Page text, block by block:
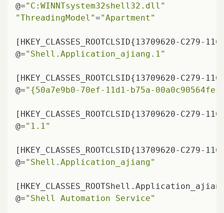
@="C:WINNTsystem32shell32.dll"
"ThreadingModel"="Apartment"
[HKEY_CLASSES_ROOTCLSID{13709620-
@="Shell.Application_ajiang.1"
[HKEY_CLASSES_ROOTCLSID{13709620-
@="{50a7e9b0-70ef-11d1-b75a-
[HKEY_CLASSES_ROOTCLSID{13709620-
@="1.1"
[HKEY_CLASSES_ROOTCLSID{13709620-
@="Shell.Application_ajiang"
@="Shell Automation Service"